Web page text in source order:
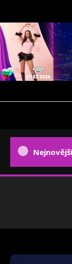
To
Content